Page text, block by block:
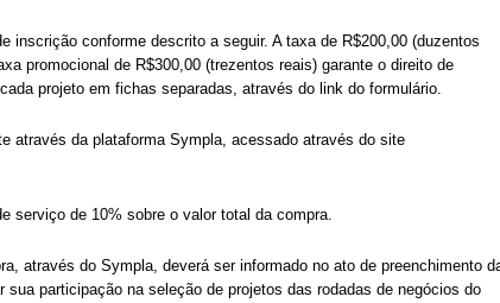
inscrição conforme descrito a seguir. A taxa de R$200,00 (duzentos
promocional de R$300,00 (trezentos reais) garante o direito de
projeto em fichas separadas, através do link do formulário.
através da plataforma Sympla, acessado através do site
serviço de 10% sobre o valor total da compra.
através do Sympla, deverá ser informado no ato de preenchimento
participação na seleção de projetos das rodadas de negócios do